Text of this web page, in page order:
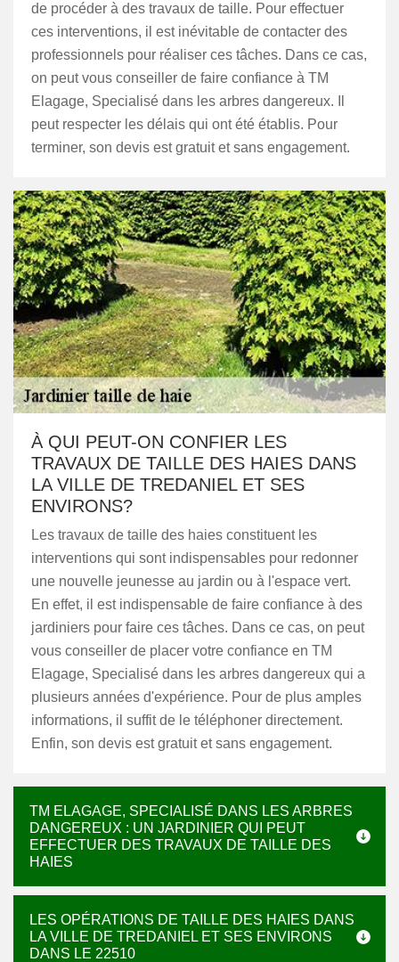
de procéder à des travaux de taille. Pour effectuer
ces interventions, il est inévitable de contacter des
professionnels pour réaliser ces tâches. Dans ce cas,
on peut vous conseiller de faire confiance à TM
Elagage, Specialisé dans les arbres dangereux. Il
peut respecter les délais qui ont été établis. Pour
terminer, son devis est gratuit et sans engagement.
À QUI PEUT-ON CONFIER LES
TRAVAUX DE TAILLE DES HAIES DANS
LA VILLE DE TREDANIEL ET SES
ENVIRONS?
Les travaux de taille des haies constituent les
interventions qui sont indispensables pour redonner
une nouvelle jeunesse au jardin ou à l'espace vert.
En effet, il est indispensable de faire confiance à des
jardiniers pour faire ces tâches. Dans ce cas, on peut
vous conseiller de placer votre confiance en TM
Elagage, Specialisé dans les arbres dangereux qui a
plusieurs années d'expérience. Pour de plus amples
informations, il suffit de le téléphoner directement.
Enfin, son devis est gratuit et sans engagement.
TM ELAGAGE, SPECIALISÉ DANS LES ARBRES
DANGEREUX : UN JARDINIER QUI PEUT
EFFECTUER DES TRAVAUX DE TAILLE DES
HAIES
LES OPÉRATIONS DE TAILLE DES HAIES DANS
LA VILLE DE TREDANIEL ET SES ENVIRONS
DANS LE 22510